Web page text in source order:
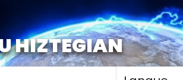
HIZTEGIAN